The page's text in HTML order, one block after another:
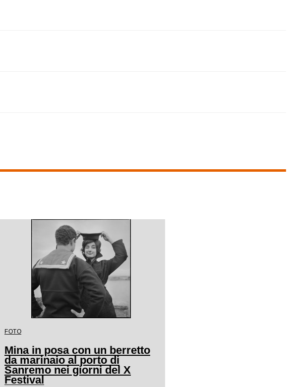
FOTO
Mina in posa con un berretto
da marinaio al porto di
Sanremo nei giorni del X
Festival